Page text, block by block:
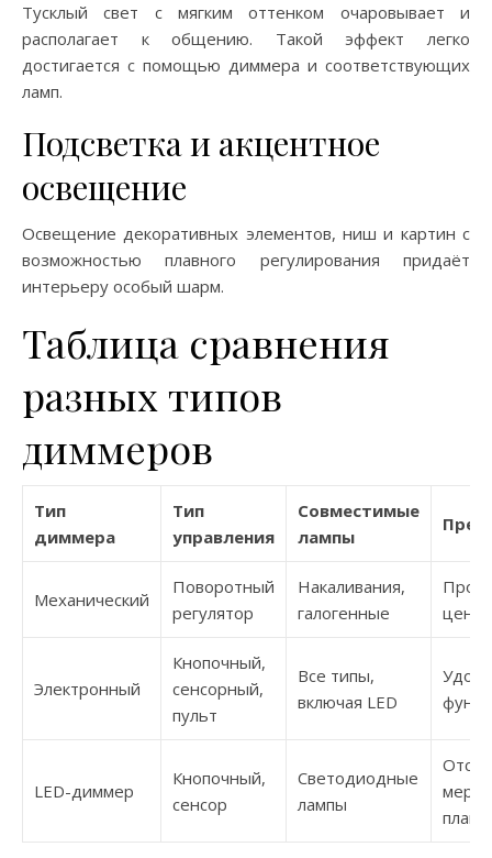
Тусклый свет с мягким оттенком очаровывает и
располагает к общению. Такой эффект легко
достигается с помощью диммера и соответствующих
ламп.
Подсветка и акцентное
освещение
Освещение декоративных элементов, ниш и картин с
возможностью плавного регулирования придаёт
интерьеру особый шарм.
Таблица сравнения
разных типов
диммеров
Тип
диммера
Тип
управления
Совместимые
лампы
Механический
Поворотный
регулятор
Накаливания,
галогенные
цена
Электронный
Кнопочный,
сенсорный,
пульт
Все типы,
включая LED
LED-диммер
Кнопочный,
сенсор
Светодиодные
лампы